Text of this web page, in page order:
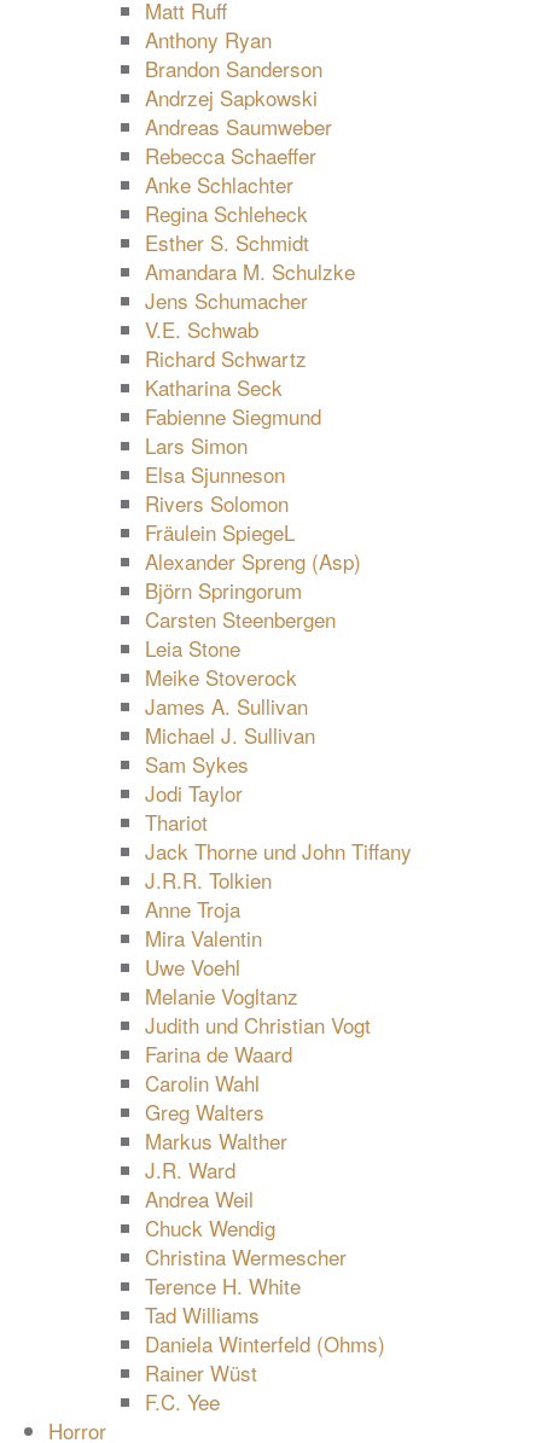
Matt Ruff
Anthony Ryan
Brandon Sanderson
Andrzej Sapkowski
Andreas Saumweber
Rebecca Schaeffer
Anke Schlachter
Regina Schleheck
Esther S. Schmidt
Amandara M. Schulzke
Jens Schumacher
V.E. Schwab
Richard Schwartz
Katharina Seck
Fabienne Siegmund
Lars Simon
Elsa Sjunneson
Rivers Solomon
Fräulein SpiegeL
Alexander Spreng (Asp)
Björn Springorum
Carsten Steenbergen
Leia Stone
Meike Stoverock
James A. Sullivan
Michael J. Sullivan
Sam Sykes
Jodi Taylor
Thariot
Jack Thorne und John Tiffany
J.R.R. Tolkien
Anne Troja
Mira Valentin
Uwe Voehl
Melanie Vogltanz
Judith und Christian Vogt
Farina de Waard
Carolin Wahl
Greg Walters
Markus Walther
J.R. Ward
Andrea Weil
Chuck Wendig
Christina Wermescher
Terence H. White
Tad Williams
Daniela Winterfeld (Ohms)
Rainer Wüst
F.C. Yee
Horror